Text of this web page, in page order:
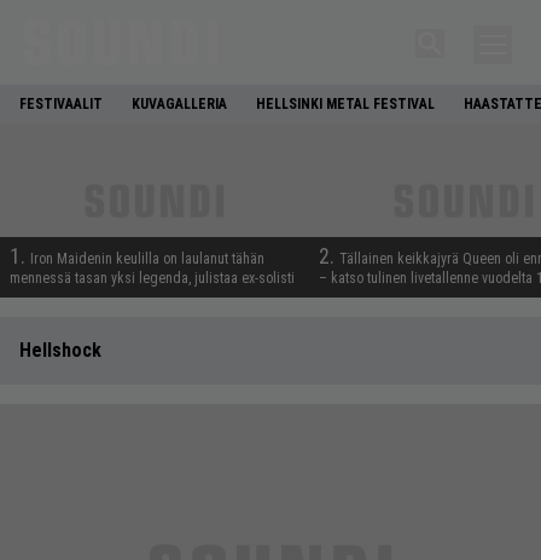
FESTIVAALIT KUVAGALLERIA HELLSINKI METAL FESTIVAL
1.
Iron Maidenin keulilla on laulanut tähän
mennessä tasan yksi legenda, julistaa ex-solisti
2. Tällainen keikkajyrä Queen oli
– katso tulinen livetallenne vuodelta
Hellshock